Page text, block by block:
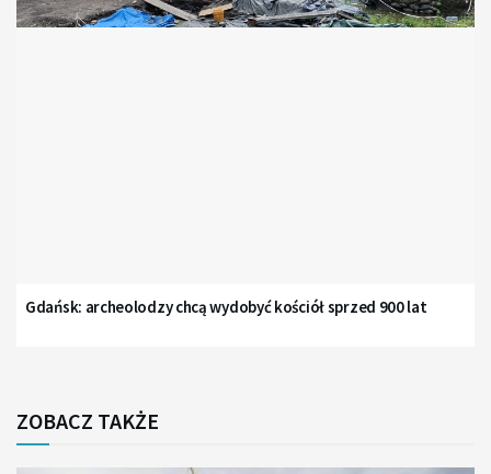
Gdańsk: archeolodzy chcą wydobyć kościół sprzed 900 lat
ZOBACZ TAKŻE